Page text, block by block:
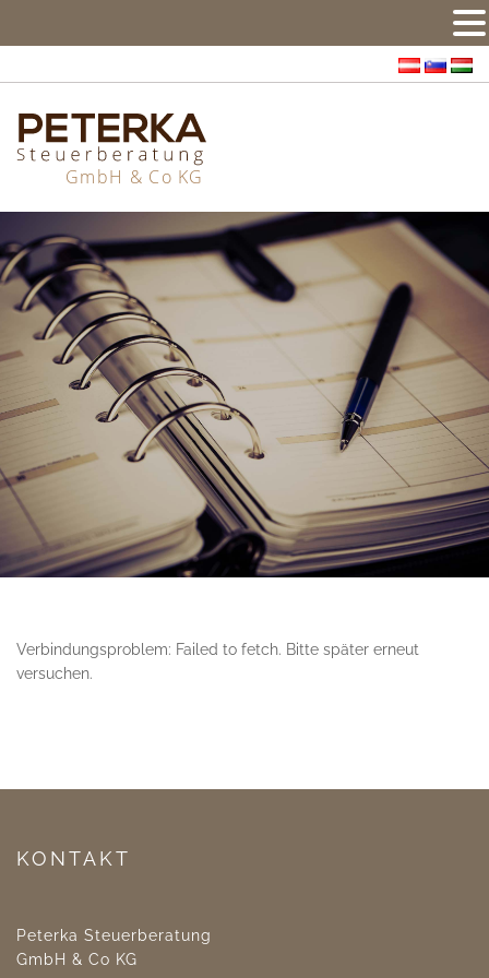
Verbindungsproblem: Failed to fetch. Bitte später erneut
versuchen.
KONTAKT
Peterka Steuerberatung
GmbH & Co KG